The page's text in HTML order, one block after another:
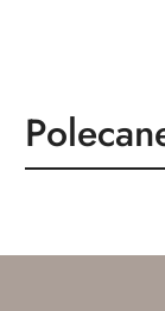
o